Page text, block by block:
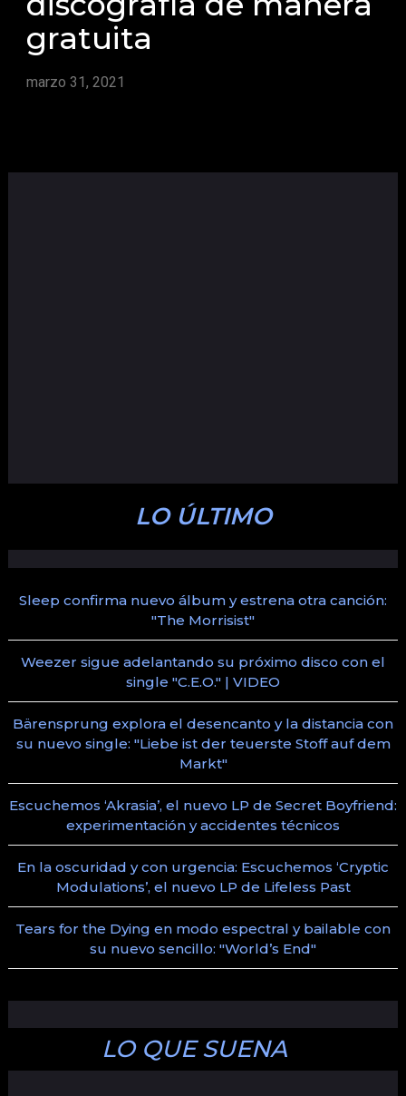
gratuita
marzo 31, 2021
LO ÚLTIMO
Sleep confirma nuevo álbum y estrena otra canción:
"The Morrisist"
Weezer sigue adelantando su próximo disco con el
single "C.E.O." | VIDEO
Bärensprung explora el desencanto y la distancia con
su nuevo single: "Liebe ist der teuerste Stoff auf dem
Markt"
Escuchemos ‘Akrasia’, el nuevo LP de Secret Boyfriend:
experimentación y accidentes técnicos
En la oscuridad y con urgencia: Escuchemos ‘Cryptic
Modulations’, el nuevo LP de Lifeless Past
Tears for the Dying en modo espectral y bailable con
su nuevo sencillo: "World’s End"
LO QUE SUENA